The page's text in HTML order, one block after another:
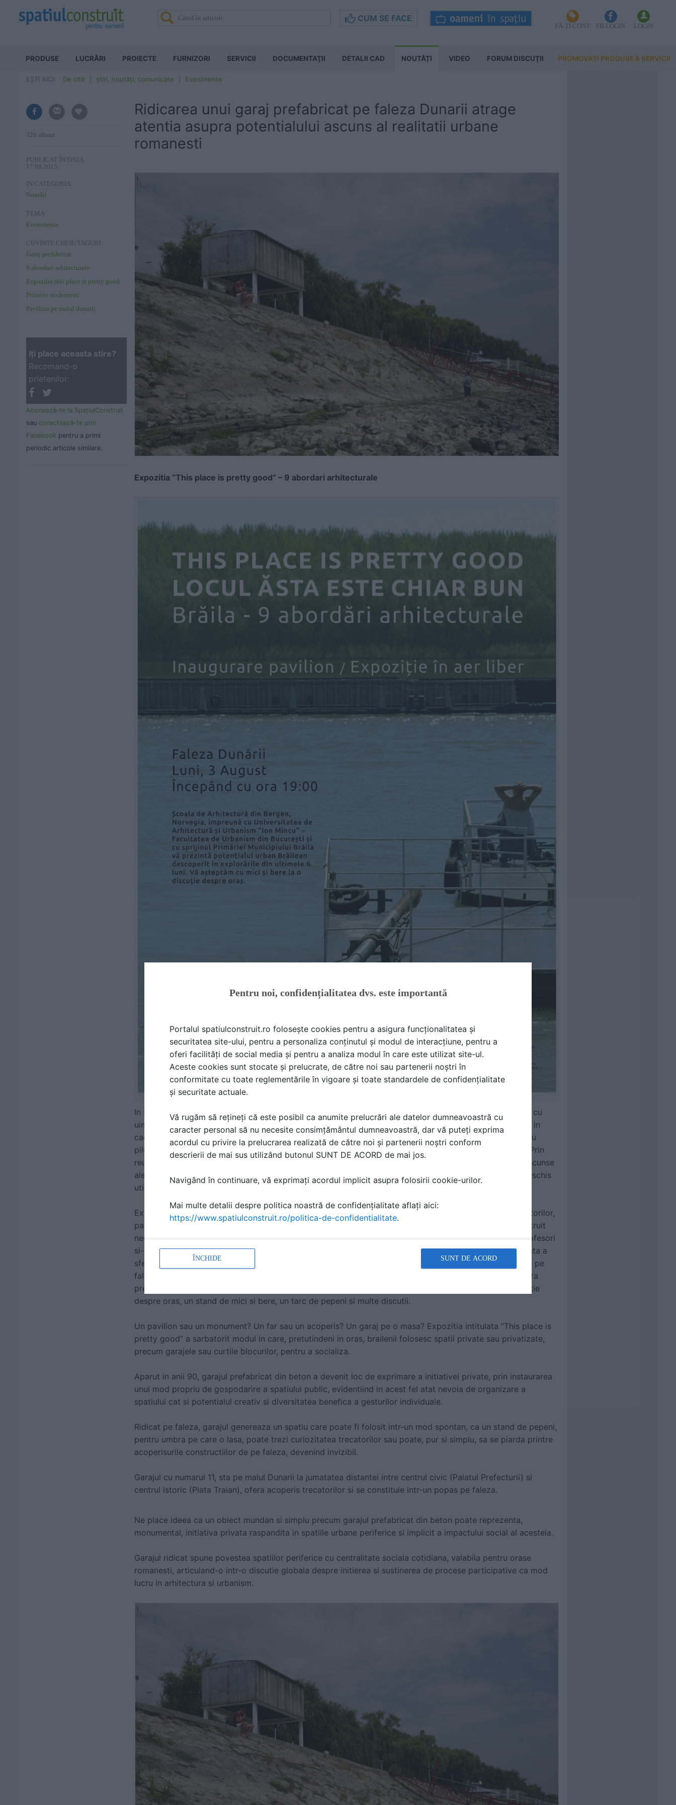
CUM SE FACE
FĂ-ȚI CONT FB LOGIN LOGIN
PRODUSE LUCRĂRI PROIECTE FURNIZORI SERVICII DOCUMENTAŢII DETALII CAD NOUTĂȚI VIDEO FORUM DISCUŢII PROMOVAȚI PRODUSE & SERVICII
EȘTI AICI: De citit știri, noutăți, comunicate Evenimente
328 afisari
PUBLICAT ÎN DATA:
17.08.2015
IN CATEGORIA:
Noutăți
TEMA:
Evenimente
CUVINTE CHEIE/TAGURI:
Garaj prefabricat
9 abordari arhitecturale
Expozitia this place is pretty good
Proiecte studentesti
Pavilion pe malul dunarii
Iţi place aceasta stire?
Recomand-o
prietenilor:
Abonează-te la SpaţiulConstruit
sau conectează-te prin
Facebook pentru a primi
periodic articole similare.
Ridicarea unui garaj prefabricat pe faleza Dunarii atrage
atentia asupra potentialului ascuns al realitatii urbane
romanesti
Expozitia “This place is pretty good” – 9 abordari arhitecturale
In seara de luni 3 august 2015, brailenii care s-au plimbat pe faleza inspre Moara Violatos au descoperit cu
uimire o expozitie inedita intitulata “This place is pretty good” care a prezentat 9 proiecte studentesti si in
cadrul careia a fost inaugurat un pavilion pe malul Dunarii. Pavilionul, un garaj prefabricat ridicat pe patru
piloni, a atras atentia trecatorilor, a nascut intrebari si a tinut prima pagina a ziarelor locale zile la rand. Prin
reutilizarea si repozitionarea acestui obiect construit cotidian, autorii au atras atentia asupra valorilor ascunse
ale orasului Braila in particular si a oraselor romanesti in general, conturand totodata un spatiu nou si deschis
utilizarilor diverse si spontane pe faleza Dunarii.
Explorand potentialul latent al situatiilor particulare intalnite in Braila precum: potentialul creativ al locuitorilor,
patrimoniul nevalorificat al perioadei comuniste, forme noi de micro-urbanism, abundenta fondului construit
neutilizat rezultata din contractia economica si demografica etc., un grup international de studenti si profesori
si-a propus realizarea unei interventii urbane care sa transpuna in realitate construita relatia controversata a
sferei publice cu cea privata prin ridicarea, atat fizica, cat si simbolica a unui garaj prefabricat din beton pe
faleza. Astfel ridicat, garajul a devenit din spatiu privat un spatiu public, un loc al orasului, o infrastructura
pregatita pentru activitati variate. Chiar in seara inaugurarii pavilionul din garaj gazduind, deja: o expozitie
despre oras, un stand de mici si bere, un tarc de pepeni si multe discutii.
Un pavilion sau un monument? Un far sau un acoperis? Un garaj pe o masa? Expozitia intitulata “This place is
pretty good” a sarbatorit modul in care, pretutindeni in oras, brailenii folosesc spatii private sau privatizate,
precum garajele sau curtile blocurilor, pentru a socializa.
Aparut in anii 90, garajul prefabricat din beton a devenit loc de exprimare a initiativei private, prin instaurarea
unui mod propriu de gospodarire a spatiului public, evidentiind in acest fel atat nevoia de organizare a
spatiului cat si potentialul creativ si diversitatea benefica a gesturilor individuale.
Ridicat pe faleza, garajul genereaza un spatiu care poate fi folosit intr-un mod spontan, ca un stand de pepeni,
pentru umbra pe care o lasa, poate trezi curiozitatea trecatorilor sau poate, pur si simplu, sa se piarda printre
acoperisurile constructiilor de pe faleza, devenind invizibil.
Garajul cu numarul 11, sta pe malul Dunarii la jumatatea distantei intre centrul civic (Palatul Prefecturii) si
centrul istoric (Piata Traian), ofera acoperis trecatorilor si se constituie intr-un popas pe faleza.
Ne place ideea ca un obiect mundan si simplu precum garajul prefabricat din beton poate reprezenta,
monumental, initiativa privata raspandita in spatiile urbane periferice si implicit a impactului social al acesteia.
Garajul ridicat spune povestea spatiilor periferice cu centralitate sociala cotidiana, valabila pentru orase
romanesti, articuland-o intr-o discutie globala despre initierea si sustinerea de procese participative ca mod
lucru in arhitectura si urbanism.
Pentru noi, confidențialitatea dvs. este importantă
Portalul spatiulconstruit.ro folosește cookies pentru a asigura funcționalitatea și
securitatea site-ului, pentru a personaliza conținutul și modul de interacțiune, pentru a
oferi facilități de social media și pentru a analiza modul în care este utilizat site-ul.
Aceste cookies sunt stocate și prelucrate, de către noi sau partenerii noștri în
conformitate cu toate reglementările în vigoare și toate standardele de confidențialitate
și securitate actuale.
Vă rugăm să rețineți că este posibil ca anumite prelucrări ale datelor dumneavoastră cu
caracter personal să nu necesite consimțământul dumneavoastră, dar vă puteți exprima
acordul cu privire la prelucrarea realizată de către noi și partenerii noștri conform
descrierii de mai sus utilizând butonul SUNT DE ACORD de mai jos.
Navigând în continuare, vă exprimați acordul implicit asupra folosirii cookie-urilor.
Mai multe detalii despre politica noastră de confidențialitate aflați aici:
https://www.spatiulconstruit.ro/politica-de-confidentialitate.
ÎNCHIDE SUNT DE ACORD